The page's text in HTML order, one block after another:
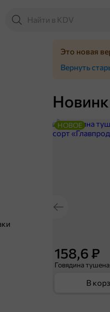
158,6 ₽
НОВОЕ
В
Это новая
Вернуть